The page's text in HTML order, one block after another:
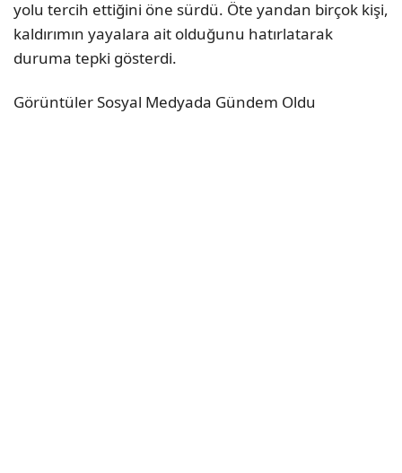
yolu tercih ettiğini öne sürdü. Öte yandan birçok kişi,
kaldırımın yayalara ait olduğunu hatırlatarak
duruma tepki gösterdi.
Görüntüler Sosyal Medyada Gündem Oldu